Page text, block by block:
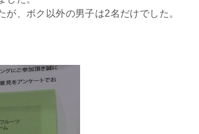
が、ボク以外の男子は2名だけでした。